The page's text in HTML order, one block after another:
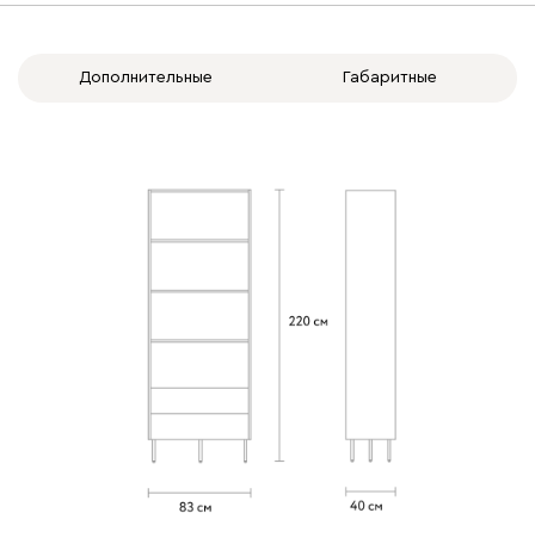
Дополнительные Габаритные